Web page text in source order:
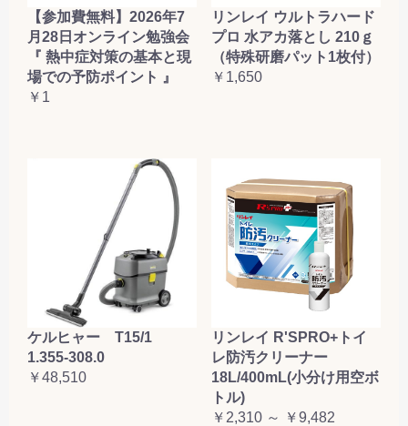
【参加費無料】2026年7
月28日オンライン勉強会
『 熱中症対策の基本と現
場での予防ポイント 』
￥1
リンレイ ウルトラハード
プロ 水アカ落とし 210ｇ
（特殊研磨パット1枚付）
￥1,650
ケルヒャー T15/1
1.355-308.0
￥48,510
リンレイ R'SPRO+トイ
レ防汚クリーナー
18L/400mL(小分け用空ボ
トル)
￥2,310 ～ ￥9,482